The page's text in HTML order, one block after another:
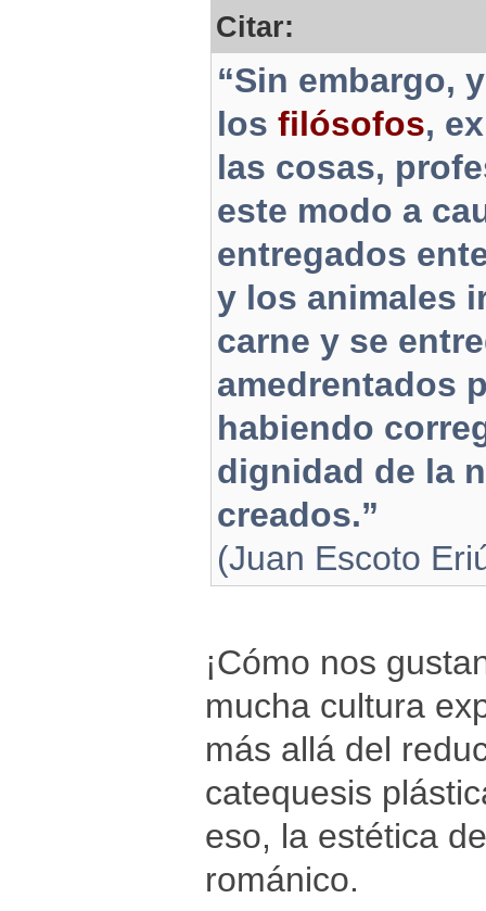
Citar:
“Sin embargo,
los filósofos,
las cosas,
este modo a
entregados
y los animales
carne y se
amedrentados
habiendo
dignidad de la
creados.”
(Juan Escoto
¡Cómo nos
mucha cultura
más allá del
catequesis
eso, la estética
románico.